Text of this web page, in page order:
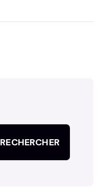
RECHERCHER